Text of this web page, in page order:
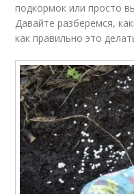
подкормок или просто
Давайте разберемся,
как правильно это